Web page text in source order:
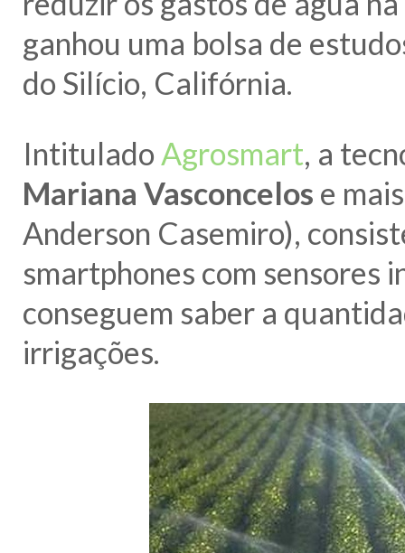
ganhou uma bolsa de
do Silício, Califórnia.
Intitulado Agrosmart, a
Mariana Vasconcelos e
Anderson Casemiro),
smartphones com sensores
conseguem saber a
irrigações.